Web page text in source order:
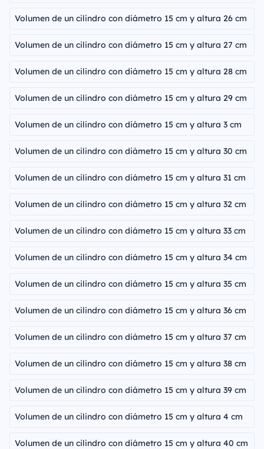
Volumen de un cilindro con diámetro 15 cm y altura 26 cm
Volumen de un cilindro con diámetro 15 cm y altura 27 cm
Volumen de un cilindro con diámetro 15 cm y altura 28 cm
Volumen de un cilindro con diámetro 15 cm y altura 29 cm
Volumen de un cilindro con diámetro 15 cm y altura 3 cm
Volumen de un cilindro con diámetro 15 cm y altura 30 cm
Volumen de un cilindro con diámetro 15 cm y altura 31 cm
Volumen de un cilindro con diámetro 15 cm y altura 32 cm
Volumen de un cilindro con diámetro 15 cm y altura 33 cm
Volumen de un cilindro con diámetro 15 cm y altura 34 cm
Volumen de un cilindro con diámetro 15 cm y altura 35 cm
Volumen de un cilindro con diámetro 15 cm y altura 36 cm
Volumen de un cilindro con diámetro 15 cm y altura 37 cm
Volumen de un cilindro con diámetro 15 cm y altura 38 cm
Volumen de un cilindro con diámetro 15 cm y altura 39 cm
Volumen de un cilindro con diámetro 15 cm y altura 4 cm
Volumen de un cilindro con diámetro 15 cm y altura 40 cm